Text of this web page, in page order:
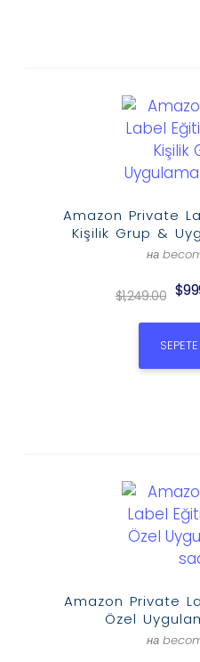
Amazon Private
Kişilik Grup &
на
$1,249.00 $
Amazon Private
Özel
на